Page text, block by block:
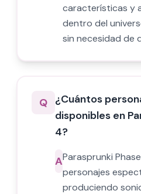
características y
dentro del
sin necesidad de
Q ¿Cuántos
disponibles en
4?
AParasprunki
personajes
produciendo